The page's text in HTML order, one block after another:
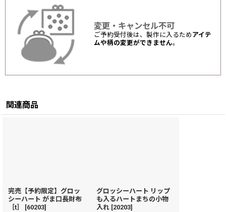
変更・キャンセル不可
ご予約受付後は、製作に入るため アイテ
ムや柄の変更ができません。
関連商品
完売【予約限定】グロッ
シーハート がま口長財布
［t］
[60203]
グロッシーハート リップ
も入るハートまちの小物
入れ [20203]